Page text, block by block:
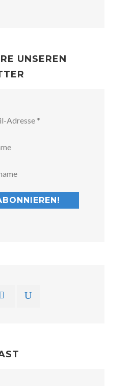
UNSEREN